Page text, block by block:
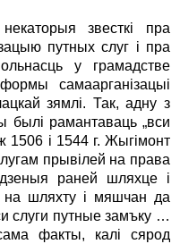
звесткі пра
путных слуг і пра
у грамадстве
самаарганізацыі
зямлі. Так, адну з
былі рамантаваць „вси
1506 і 1544 г. Жыгімонт
прывілей на права
раней шляхце і
на шляхту і мяшчан да
слуги путные замъку …
факты, калі сярод